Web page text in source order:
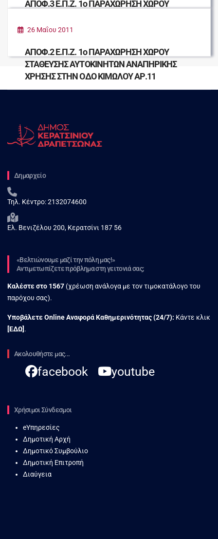
ΑΠΟΦ.3 Ε.Π.Ζ. 1ο ΠΑΡΑΧΩΡΗΣΗ ΧΩΡΟΥ
ΧΡΗΣΗΣ ΣΤΗΝ ΟΔΟ ΠΛΑΤΩΝΟΣ ΑΡ.24
26 Μαΐου 2011
ΑΠΟΦ.2 Ε.Π.Ζ. 1ο ΠΑΡΑΧΩΡΗΣΗ ΧΩΡΟΥ
ΣΤΑΘΕΥΣΗΣ ΑΥΤΟΚΙΝΗΤΩΝ ΑΝΑΠΗΡΙΚΗΣ
ΧΡΗΣΗΣ ΣΤΗΝ ΟΔΟ ΚΙΜΩΛΟΥ ΑΡ.11
Δημαρχείο
Τηλ. Κέντρο:2132074600
Ελ. Βενιζέλου 200, Κερατσίνι 187 56
«Βελτιώνουμε μαζί την πόλη μας!»
Αντιμετωπίζετε πρόβλημα στη γειτονιά σας;
Καλέστε στο 1567 (χρέωση ανάλογα με τον τιμοκατάλογο του
παρόχου σας).
Υποβάλετε Online Αναφορά Kαθημερινότητας (24/7): Κάντε κλικ
[ΕΔΩ] .
Ακολουθήστε μας...
facebook youtube
Χρήσιμοι Σύνδεσμοι
eΥπηρεσίες
Δημοτική Αρχή
Δημοτικό Συμβούλιο
Δημοτική Επιτροπή
Διαύγεια